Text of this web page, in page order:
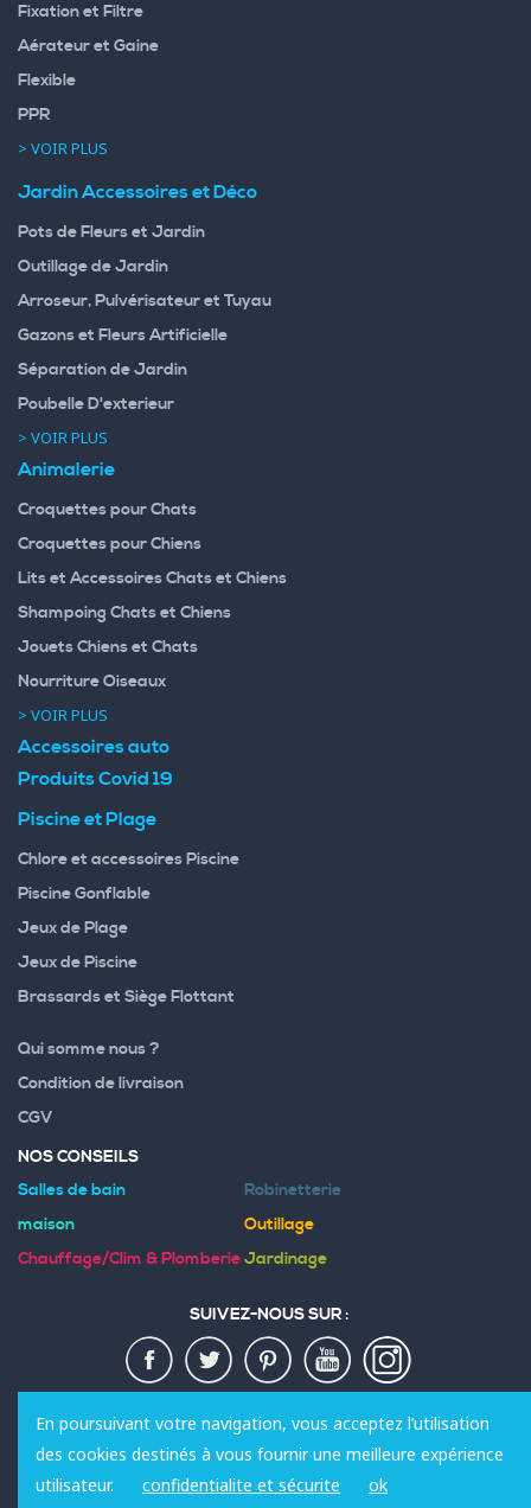
Fixation et Filtre
Aérateur et Gaine
Flexible
PPR
> VOIR PLUS
Jardin Accessoires et Déco
Pots de Fleurs et Jardin
Outillage de Jardin
Arroseur, Pulvérisateur et Tuyau
Gazons et Fleurs Artificielle
Séparation de Jardin
Poubelle D'exterieur
> VOIR PLUS
Animalerie
Croquettes pour Chats
Croquettes pour Chiens
Lits et Accessoires Chats et Chiens
Shampoing Chats et Chiens
Jouets Chiens et Chats
Nourriture Oiseaux
> VOIR PLUS
Accessoires auto
Produits Covid 19
Piscine et Plage
Chlore et accessoires Piscine
Piscine Gonflable
Jeux de Plage
Jeux de Piscine
Brassards et Siège Flottant
Qui somme nous ?
Condition de livraison
CGV
NOS CONSEILS
Salles de bain
Robinetterie
maison
Outillage
Chauffage/Clim & PlomberieJardinage
SUIVEZ-NOUS SUR :
MODES DE PAIEMENT :
En poursuivant votre navigation, vous acceptez l’utilisation
des cookies destinés à vous fournir une meilleure expérience
utilisateur.
confidentialite et sécurite ok